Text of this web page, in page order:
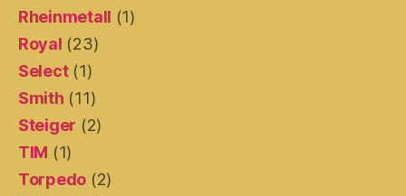
Rheinmetall (1)
Royal (23)
Select(1)
Smith (11)
Steiger (2)
TIM (1)
Torpedo (2)